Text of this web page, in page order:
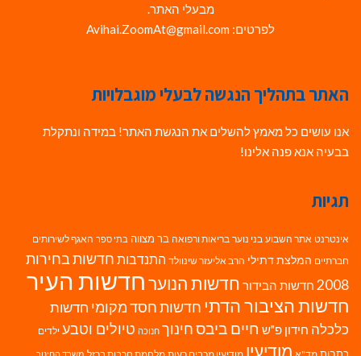
מבעלי האתר.
לפרטים: Avihai.ZoomAt@gmail.com
האתר בתהליך הנגשה לבעלי מוגבלויות
אנו עושים כל מאמץ להשלים את הנגשת האתר! במידה ונתקלת
בבעיה אנא פנה אלינו!
תגיות
אינטרנט אתר השבוע בני נוער בריאות ורפואה בר מצווה בתי ספר האגף לשירותים
חברתיים המלצת דתילי הרב אליעזר שינוולד התנדבות חדשות בחירות
2008 חדשות הבידור חדשות הנוערחדשות העיר
חדשות הציבור הדתי חדשות חסד מקומי חדשות
כלכלה חידון פ"ש חיים ביבסחינוך חנוכה טיולים וטבע ילדים
מודיעין